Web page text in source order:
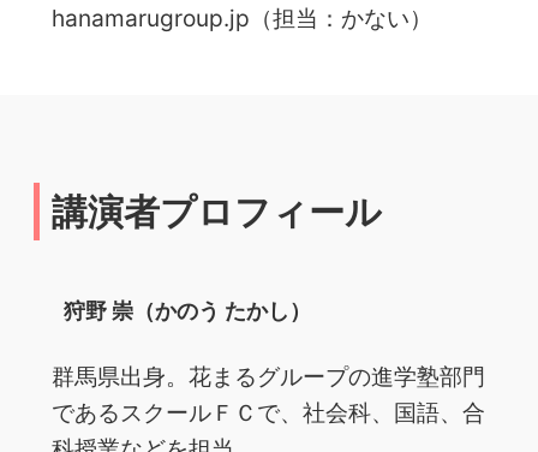
hanamarugroup.jp（担当：かない）
講演者プロフィール
狩野 崇（かのう たかし）
群馬県出身。花まるグループの進学塾部門
であるスクールＦＣで、社会科、国語、合